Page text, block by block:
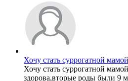
Хочу стать суррогатной
Хочу стать суррогатной
здорова,вторые роды были 9